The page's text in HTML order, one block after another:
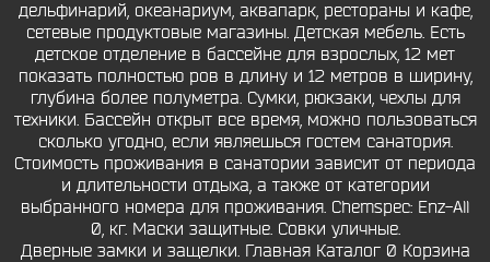
дельфинарий, океанариум, аквапарк, рестораны и кафе,
сетевые продуктовые магазины. Детская мебель. Есть
детское отделение в бассейне для взрослых, 12 мет
показать полностью ров в длину и 12 метров в ширину,
глубина более полуметра. Сумки, рюкзаки, чехлы для
техники. Бассейн открыт все время, можно пользоваться
сколько угодно, если являешься гостем санатория.
Стоимость проживания в санатории зависит от периода
и длительности отдыха, а также от категории
выбранного номера для проживания. Chemspec: Enz-All
0, кг. Маски защитные. Совки уличные.
Дверные замки и защелки. Главная Каталог 0 Корзина